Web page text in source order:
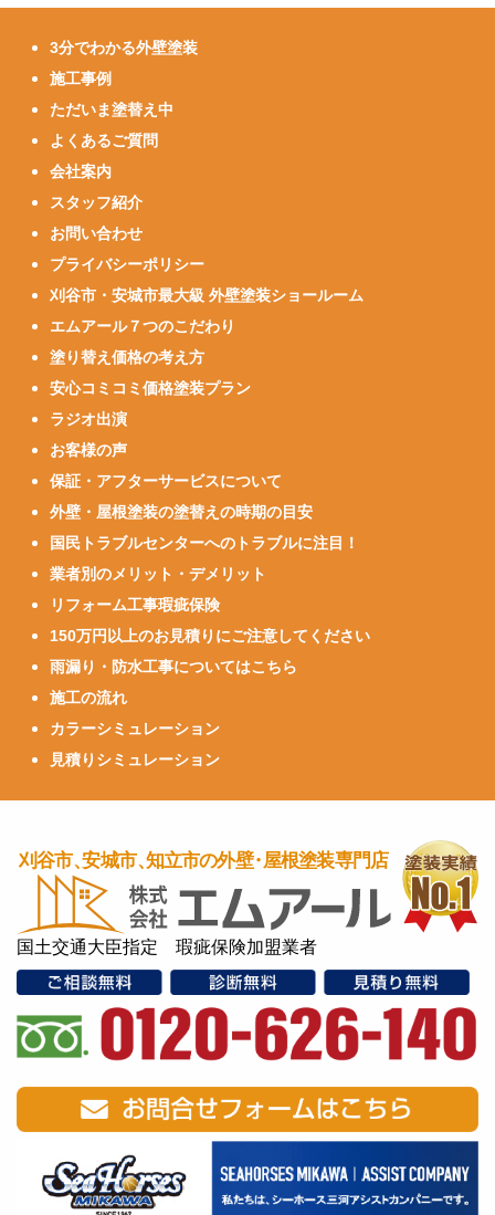
3分でわかる外壁塗装
施工事例
ただいま塗替え中
よくあるご質問
会社案内
スタッフ紹介
お問い合わせ
プライバシーポリシー
刈谷市・安城市最大級 外壁塗装ショールーム
エムアール７つのこだわり
塗り替え価格の考え方
安心コミコミ価格塗装プラン
ラジオ出演
お客様の声
保証・アフターサービスについて
外壁・屋根塗装の塗替えの時期の目安
国民トラブルセンターへのトラブルに注目！
業者別のメリット・デメリット
リフォーム工事瑕疵保険
150万円以上のお見積りにご注意してください
雨漏り・防水工事についてはこちら
施工の流れ
カラーシミュレーション
見積りシミュレーション
国土交通大臣指定 瑕疵保険加盟業者